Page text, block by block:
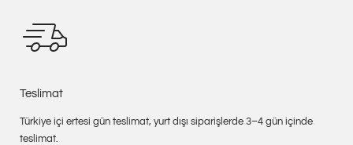
Teslimat
Türkiye içi ertesi gün teslimat, yurt dışı siparişlerde 3–4 gün içinde
teslimat.